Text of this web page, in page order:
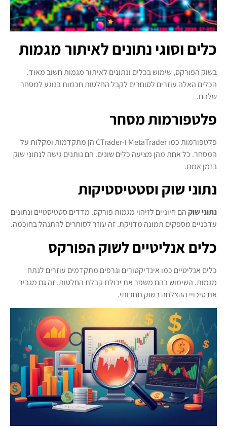
כלים וסוגי נתונים לאיתור מגמות
בשוק הפורקס, שימוש בכלים ונתונים לאיתור מגמות חשוב מאוד.
הכלים האלה עוזרים לסוחרים לקבל החלטות חכמות בנוגע למסחר
שלהם.
פלטפורמות מסחר
פלטפורמות כמו MetaTrader ו-CTrader הן מתקדמות ומקלות על
המסחר. כל אחת מהן מציעה כלים שונים. הם נותנים גישה לנתוני שוק
בזמן אמת.
נתוני שוק וסטטיסטיקות
נתוני שוקהם חיוניים לזיהוי מגמות פורקס. מדדים סטטיסטיים ונתונים
עדכניים מספקים תמונה מדויקת. זה עוזר לסוחרים להתנהל בחוכמה.
כלים אנליטיים לשוק הפורקס
כלים אנליטיים כמו אינדיקטורים וגרפים מתקדמים עוזרים לנתח
מגמות. השימוש בהם משפר את יכולת קבלת החלטות. זה גם מגביר
את סיכויי ההצלחה בשוק תחרותי.